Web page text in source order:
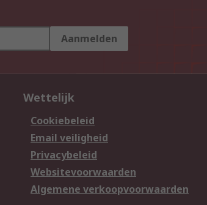
Aanmelden
Wettelijk
Cookiebeleid
Email veiligheid
Privacybeleid
Websitevoorwaarden
Algemene verkoopvoorwaarden